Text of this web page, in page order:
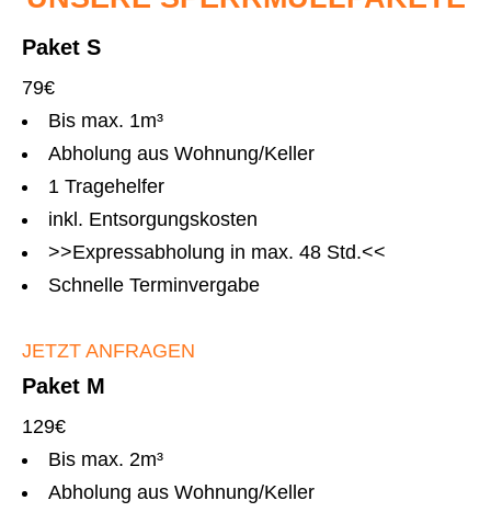
Paket S
79€
Bis max. 1m³
Abholung aus Wohnung/Keller
1 Tragehelfer
inkl. Entsorgungskosten
>>Expressabholung in max. 48 Std.<<
Schnelle Terminvergabe
JETZT ANFRAGEN
Paket M
129€
Bis max. 2m³
Abholung aus Wohnung/Keller